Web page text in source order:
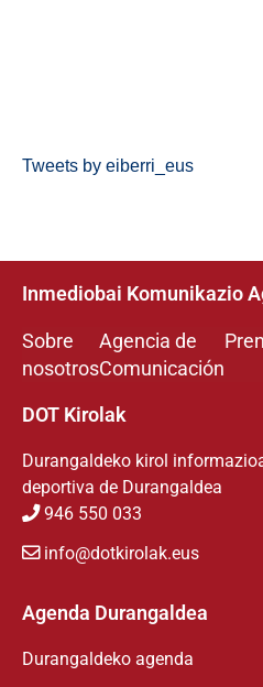
Tweets by eiberri_eus
Inmediobai Komunikazio
Sobre
nosotros
Agencia de
Comunicación
DOT Kirolak
Durangaldeko kirol
deportiva de Durangaldea
946 550 033
info@dotkirolak.eus
Agenda Durangaldea
Durangaldeko agenda